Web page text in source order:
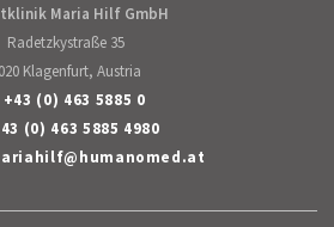
Maria Hilf GmbH
Radetzkystraße 35
Klagenfurt, Austria
+43 (0) 463 5885 0
(0) 463 5885 4980
@humanomed.at